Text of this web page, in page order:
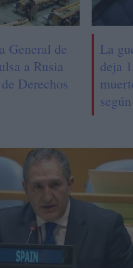
General de
a Rusia
Derechos
La
deja